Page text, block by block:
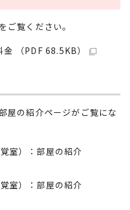
ご覧ください。
（PDF 68.5KB）
屋の紹介ページがご覧にな
室）：部屋の紹介
室）：部屋の紹介